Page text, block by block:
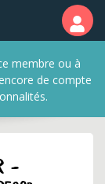
membre ou à
de compte
-